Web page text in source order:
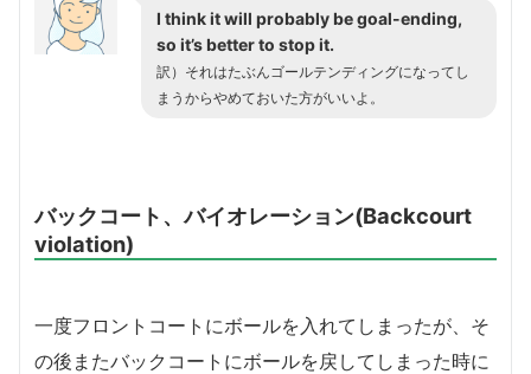
I think it will probably be goal-ending,
so it’s better to stop it.
訳）それはたぶんゴールテンディングになってし
まうからやめておいた方がいいよ。
バックコート、バイオレーション(Backcourt
violation)
一度フロントコートにボールを入れてしまったが、そ
の後またバックコートにボールを戻してしまった時に